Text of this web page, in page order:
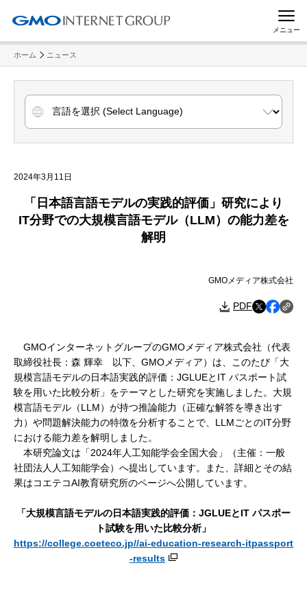
メニュー
ホーム ニュース
2024年3月11日
「日本語言語モデルの実践的評価」研究により
IT分野での大規模言語モデル（LLM）の能力差を
解明
GMOメディア株式会社
PDF
GMOインターネットグループのGMOメディア株式会社（代表
取締役社長：森 輝幸 以下、GMOメディア）は、このたび「大
規模言語モデルの日本語実践的評価：JGLUEとIT パスポート試
験を用いた比較分析」をテーマとした研究を実施しました。大規
模言語モデル（LLM）が持つ推論能力（正確な解答を導き出す
力）や問題解決能力の特徴を分析することで、LLMごとのIT分野
における能力差を解明しました。
本研究論文は「2024年人工知能学会全国大会」（主催：一般
社団法人人工知能学会）へ提出しています。また、詳細とその結
果はコエテコAI教育研究所のページへ公開しています。
「大規模言語モデルの日本語実践的評価：JGLUEとIT パスポー
ト試験を用いた比較分析」
https://college.coeteco.jp//ai-education-research-itpassport
-results